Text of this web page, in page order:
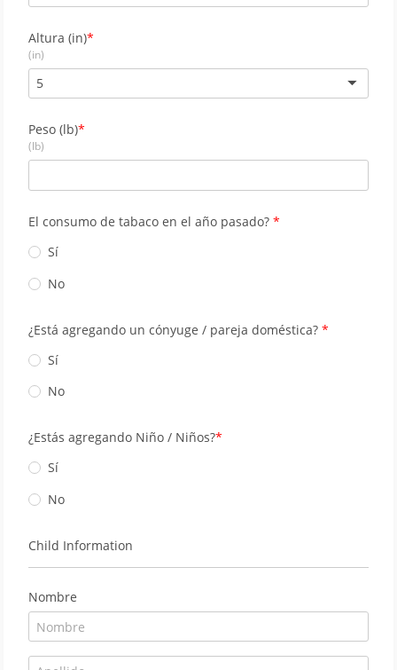
Altura (in)
(in)
5
Peso (lb)
(lb)
El consumo de tabaco en el año pasado?
Sí
No
¿Está agregando un cónyuge / pareja doméstica?
Sí
No
¿Estás agregando Niño / Niños?
Sí
No
Child Information
Nombre